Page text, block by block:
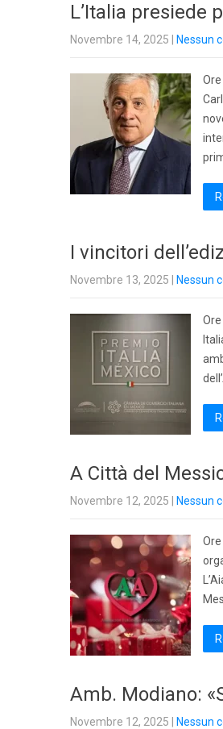
L’Italia presiede
Novembre 14, 2025 Nessun
I vincitori
Novembre 13, 2025 Nessun
A Città del
Novembre 12, 2025 Nessun
Amb. Modiano:
Novembre 12, 2025 Nessun